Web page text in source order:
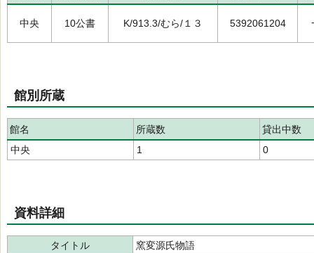
中央 10公書 K/913.3/むら/１３ 5392061204
館別所蔵
館名 所蔵数
貸出中数
中央
1 0
資料詳細
タイトル
窯変源氏物語